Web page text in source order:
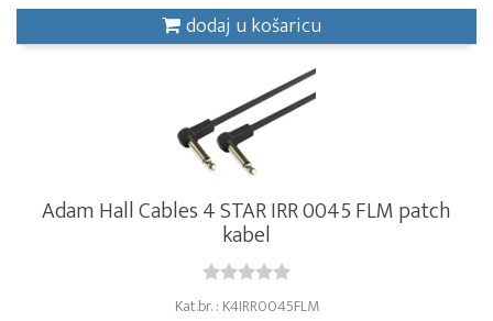
dodaj u košaricu
Adam Hall Cables 4 STAR IRR 0045 FLM patch
kabel
Kat.br. : K4IRR0045FLM